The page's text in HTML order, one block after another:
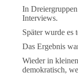
In
Interviews.
Später wurde es
Das Ergebnis
Wieder in
demokratisch,